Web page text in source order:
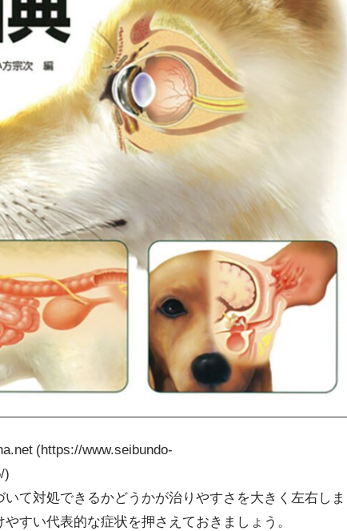
(https://www.seibundo-
)
て対処できるかどうかが治りやすさを大きく左右しま
すい代表的な症状を押さえておきましょう。